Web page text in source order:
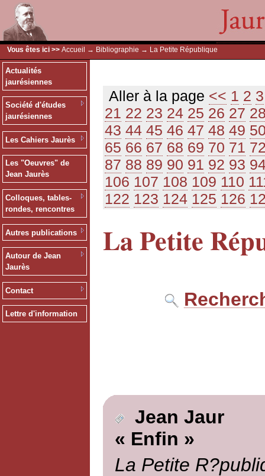
Vous êtes ici >> Accueil → Bibliographie → La Petite République
Actualités
jaurésiennes
Société d'études
jaurésiennes
Les Cahiers Jaurès
Les "Oeuvres" de
Jean Jaurès
Colloques, tables-
rondes, rencontres
Autres publications
Autour de Jean
Jaurès
Contact
Lettre d'information
Aller à la page << 1 2 3
21 22 23 24 25 26 27
43 44 45 46 47 48 49
65 66 67 68 69 70 71
87 88 89 90 91 92 93
106 107 108 109 110
122 123 124 125 126
La Petite
Jean Jaur
« Enfin »
La Petite